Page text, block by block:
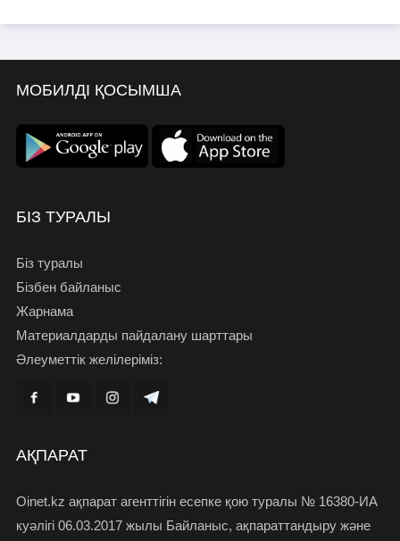
МОБИЛДІ ҚОСЫМША
БІЗ ТУРАЛЫ
Біз туралы
Бізбен байланыс
Жарнама
Материалдарды пайдалану шарттары
Әлеуметтік желілеріміз:
АҚПАРАТ
Oinet.kz ақпарат агенттігін есепке қою туралы № 16380-ИА
куәлігі 06.03.2017 жылы Байланыс, ақпараттандыру және